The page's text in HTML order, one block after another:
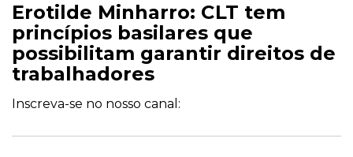
Erotilde Minharro: CLT tem
princípios basilares que
possibilitam garantir direitos de
trabalhadores
Inscreva-se no nosso canal: